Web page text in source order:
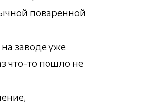
поваренной
заводе уже
что-то пошло не